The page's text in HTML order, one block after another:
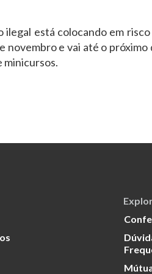
está colocando em
novembro e vai até o
minicursos.